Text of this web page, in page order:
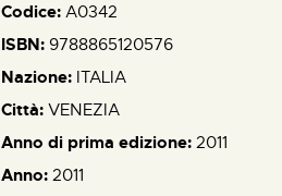
Codice: A0342
ISBN: 9788865120576
Nazione: ITALIA
Città: VENEZIA
Anno di prima edizione: 2011
Anno: 2011